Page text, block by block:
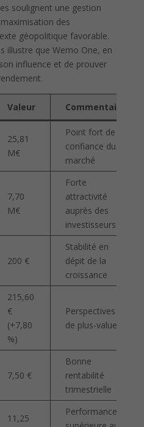
soulignent une gestion
des
géopolitique favorable.
illustre que Wemo One, en
influence et de prouver
Valeur Commentaire
25,81
M€
Point fort de la
confiance du
marché
7,70
M€
Forte
attractivité
auprès des
investisseurs
200 €
Stabilité en
dépit de la
croissance
215,60
€
(+7,80
%)
Perspectives
de plus-value
7,50 €
Bonne
rentabilité
trimestrielle
11,25
Performance